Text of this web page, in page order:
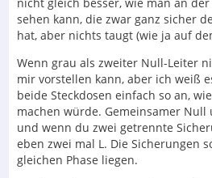
sehen kann, die zwar ganz sicher
hat, aber nichts taugt (wie ja auf
Wenn grau als zweiter Null-Leiter
mir vorstellen kann, aber ich weiß
beide Steckdosen einfach so an,
machen würde. Gemeinsamer Null
und wenn du zwei getrennte
eben zwei mal L. Die Sicherungen
gleichen Phase liegen.